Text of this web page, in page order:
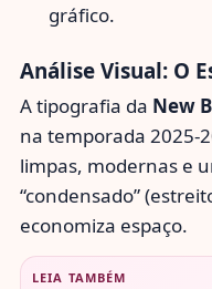
gráfico.
Análise Visual: O
A tipografia da New
na temporada 2025-
limpas, modernas e
“condensado”
economiza espaço.
LEIA TAMBÉM